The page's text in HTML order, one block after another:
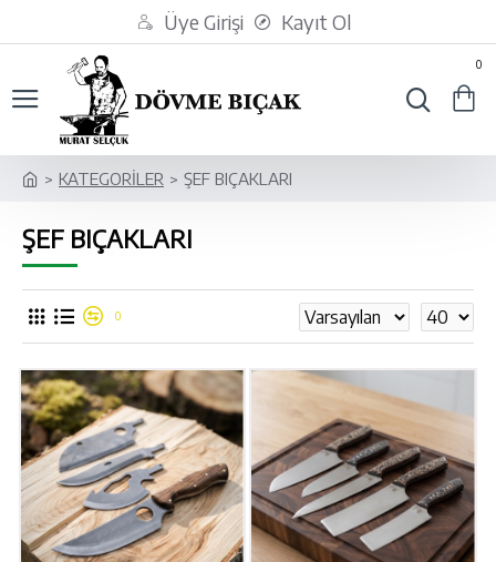
Üye Girişi Kayıt Ol
0
KATEGORİLER ŞEF BIÇAKLARI
ŞEF BIÇAKLARI
0